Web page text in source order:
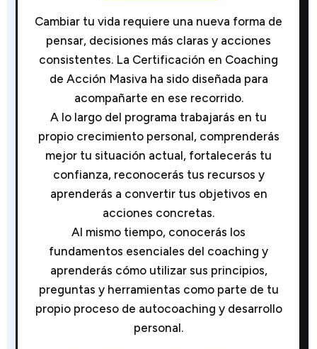
Cambiar tu vida requiere una nueva forma de
pensar, decisiones más claras y acciones
consistentes. La Certificación en Coaching
de Acción Masiva ha sido diseñada para
acompañarte en ese recorrido.
A lo largo del programa trabajarás en tu
propio crecimiento personal, comprenderás
mejor tu situación actual, fortalecerás tu
confianza, reconocerás tus recursos y
aprenderás a convertir tus objetivos en
acciones concretas.
Al mismo tiempo, conocerás los
fundamentos esenciales del coaching y
aprenderás cómo utilizar sus principios,
preguntas y herramientas como parte de tu
propio proceso de autocoaching y desarrollo
personal.